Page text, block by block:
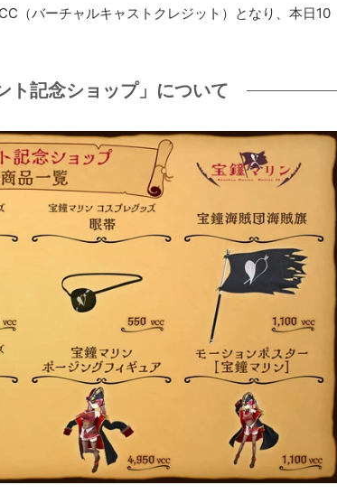
（バーチャルキャストクレジット）となり、本日10
ト記念ショップ」について